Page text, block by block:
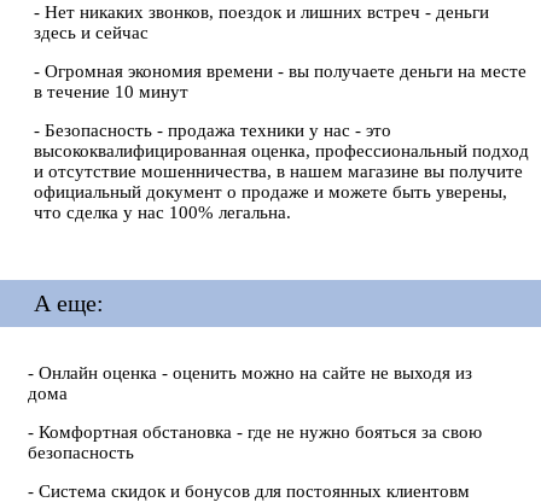
- Нет никаких звонков, поездок и лишних встреч - деньги
здесь и сейчас
- Огромная экономия времени - вы получаете деньги на месте
в течение 10 минут
- Безопасность - продажа техники у нас - это
высококвалифицированная оценка, профессиональный подход
и отсутствие мошенничества, в нашем магазине вы получите
официальный документ о продаже и можете быть уверены,
что сделка у нас 100% легальна.
А еще:
- Онлайн оценка - оценить можно на сайте не выходя из
дома
- Комфортная обстановка - где не нужно бояться за свою
безопасность
- Система скидок и бонусов для постоянных клиентовм